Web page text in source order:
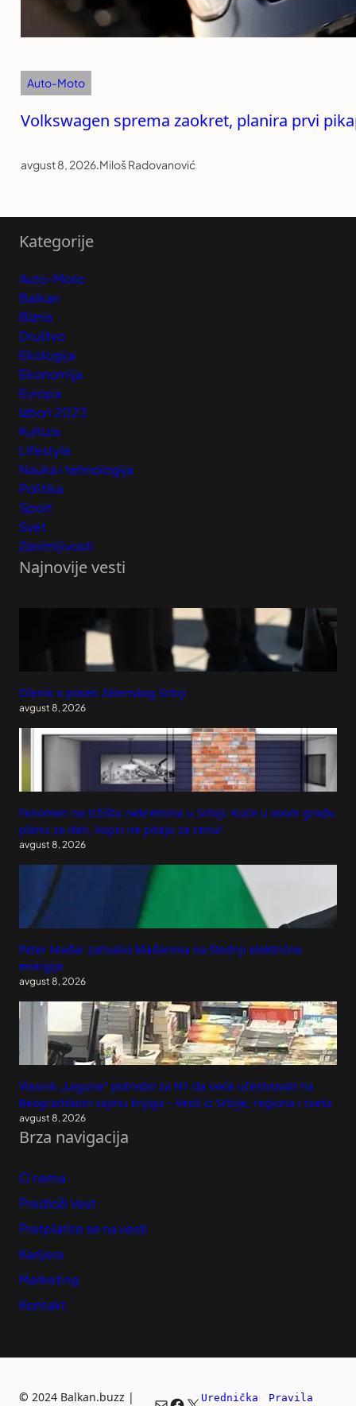
Auto-Moto
Volkswagen sprema zaokret, planira prvi
avgust 8, 2026.Miloš Radovanović
Kategorije
Auto-Moto
Balkan
Biznis
Društvo
Ekologija
Ekonomija
Evropa
Izbori 2023
Kultura
Lifestyle
Nauka i tehnologija
Politika
Sport
Svet
Zanimljivosti
Najnovije vesti
Olenik o poseti Zelenskog Srbiji
avgust 8, 2026
Fenomen na tržištu nekretnina u Srbiji: Kuće u ovom gradu
planu za dan, kupci ne pitaju za cenu!
avgust 8, 2026
Peter Mađar zahvalio Mađarima na štednji električne
energije
avgust 8, 2026
Vlasnik „Lagune“ potrvdio za N1 da neće učestvovati na
Beogradskom sajmu knjiga – Vesti iz Srbije, regiona i sveta
avgust 8, 2026
Brza navigacija
O nama
Predloži Vest
Pretplatite se na vesti
Karijera
Marketing
Kontakt
© 2024 Balkan.buzz | Urednička Pravila